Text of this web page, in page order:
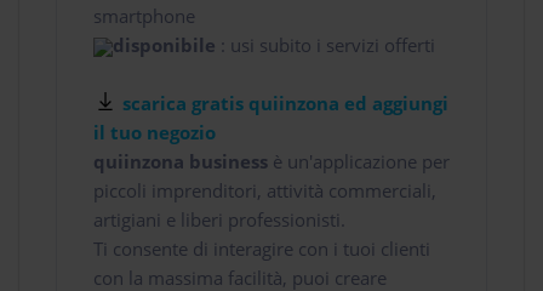
smartphone
disponibile : usi subito i servizi offerti
scarica gratis quiinzona ed aggiungi
il tuo negozio
quiinzona business è un'applicazione per
piccoli imprenditori, attività commerciali,
artigiani e liberi professionisti.
Ti consente di interagire con i tuoi clienti
con la massima facilità, puoi creare